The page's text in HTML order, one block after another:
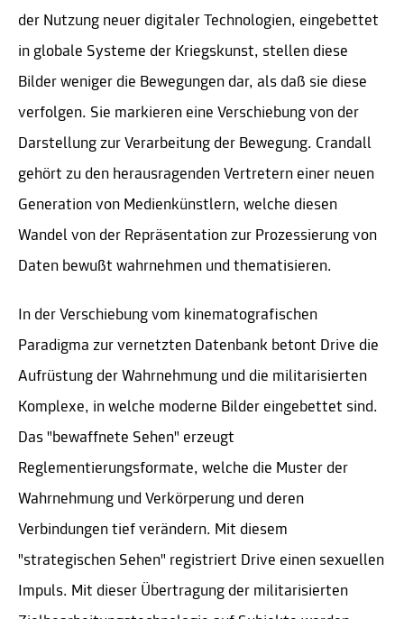
der Nutzung neuer digitaler Technologien, eingebettet
in globale Systeme der Kriegskunst, stellen diese
Bilder weniger die Bewegungen dar, als daß sie diese
verfolgen. Sie markieren eine Verschiebung von der
Darstellung zur Verarbeitung der Bewegung. Crandall
gehört zu den herausragenden Vertretern einer neuen
Generation von Medienkünstlern, welche diesen
Wandel von der Repräsentation zur Prozessierung von
Daten bewußt wahrnehmen und thematisieren.
In der Verschiebung vom kinematografischen
Paradigma zur vernetzten Datenbank betont Drive die
Aufrüstung der Wahrnehmung und die militarisierten
Komplexe, in welche moderne Bilder eingebettet sind.
Das "bewaffnete Sehen" erzeugt
Reglementierungsformate, welche die Muster der
Wahrnehmung und Verkörperung und deren
Verbindungen tief verändern. Mit diesem
"strategischen Sehen" registriert Drive einen sexuellen
Impuls. Mit dieser Übertragung der militarisierten